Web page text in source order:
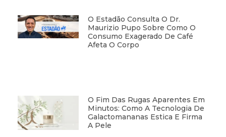
O Estadão Consulta O Dr.
Maurizio Pupo Sobre Como O
Consumo Exagerado De Café
Afeta O Corpo
O Fim Das Rugas Aparentes Em
Minutos: Como A Tecnologia De
Galactomananas Estica E Firma
A Pele